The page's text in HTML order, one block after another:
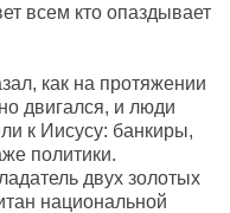
всем кто опаздывает
как на протяжении
двигался, и люди
к Иисусу: банкиры,
политики.
двух золотых
национальной